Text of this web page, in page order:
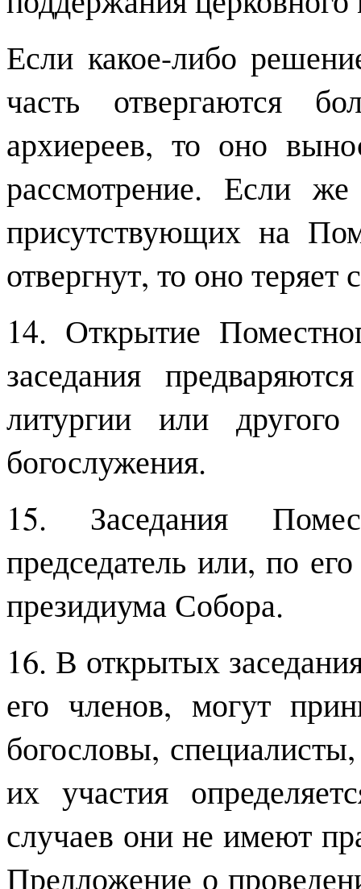
Если какое-либо
часть отвергаются
архиереев, то оно
рассмотрение. Если
присутствующих на
отвергнут, то оно
14. Открытие
заседания
литургии или другого
богослужения.
15. Заседания
председатель или, по
президиума Собора.
16. В открытых
его членов, могут
богословы,
их участия
случаев они не имеют
Предложение о